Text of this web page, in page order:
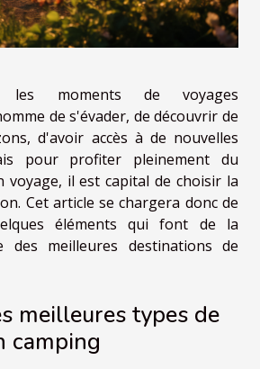
les moments de voyages
de s'évader, de découvrir de
d'avoir accès à de nouvelles
pour profiter pleinement du
voyage, il est capital de choisir la
Cet article se chargera donc de
éléments qui font de la
des meilleures destinations de
meilleures types de
camping